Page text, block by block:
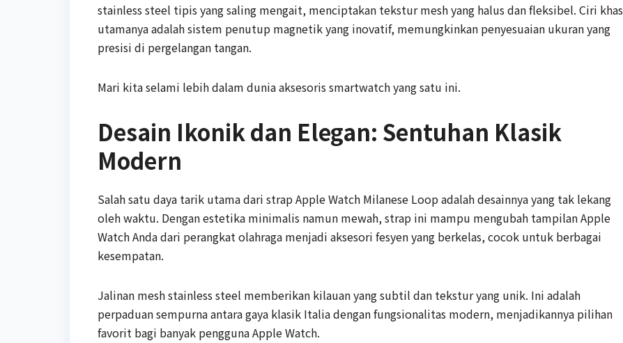
stainless steel tipis yang saling mengait, menciptakan tekstur mesh yang halus dan fleksibel. Ciri khas
utamanya adalah sistem penutup magnetik yang inovatif, memungkinkan penyesuaian ukuran yang
presisi di pergelangan tangan.
Mari kita selami lebih dalam dunia aksesoris smartwatch yang satu ini.
Desain Ikonik dan Elegan: Sentuhan Klasik
Modern
Salah satu daya tarik utama dari strap Apple Watch Milanese Loop adalah desainnya yang tak lekang
oleh waktu. Dengan estetika minimalis namun mewah, strap ini mampu mengubah tampilan Apple
Watch Anda dari perangkat olahraga menjadi aksesori fesyen yang berkelas, cocok untuk berbagai
kesempatan.
Jalinan mesh stainless steel memberikan kilauan yang subtil dan tekstur yang unik. Ini adalah
perpaduan sempurna antara gaya klasik Italia dengan fungsionalitas modern, menjadikannya pilihan
favorit bagi banyak pengguna Apple Watch.